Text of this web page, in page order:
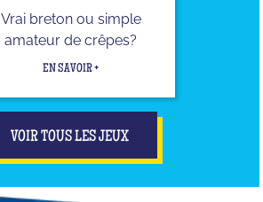
Vrai breton ou simple
amateur de crêpes?
EN SAVOIR +
VOIR TOUS LES JEUX